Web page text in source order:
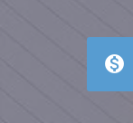
monetization_on